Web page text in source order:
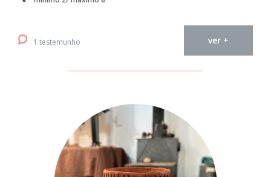
1 testemunho ver +